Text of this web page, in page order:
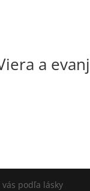
a
podľa lásky